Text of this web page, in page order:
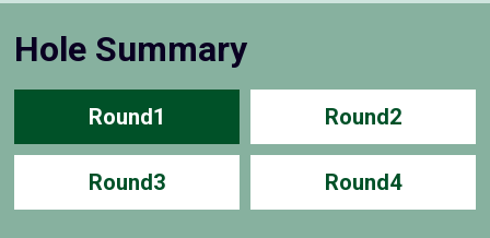
Hole Summary
Round1 Round2
Round3 Round4